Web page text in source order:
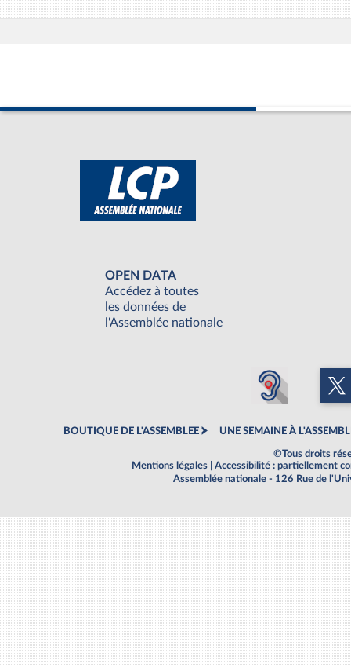
OPEN DATA
Accédez à toutes
les données de
l'Assemblée nationale
BOUTIQUE DE L'ASSEMBLEE UNE SEMAINE À
©Tous droits
Mentions légales
Accessibilité : partiellement
Assemblée nationale - 126 Rue de